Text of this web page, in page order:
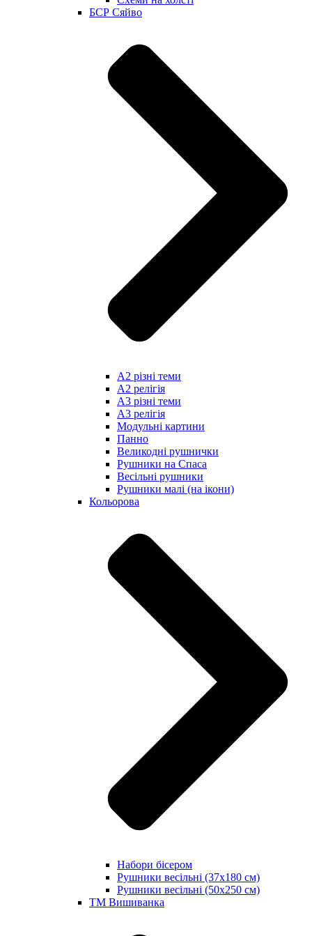
БСР Сяйво
А2 різні теми
А2 релігія
А3 різні теми
А3 релігія
Модульні картини
Панно
Великодні рушнички
Рушники на Спаса
Весільні рушники
Рушники малі (на ікони)
Кольорова
Набори бісером
Рушники весільні (37х180 см)
Рушники весільні (50х250 см)
ТМ Вишиванка